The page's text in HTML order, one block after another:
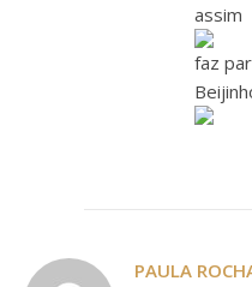
assim
faz
PAULA